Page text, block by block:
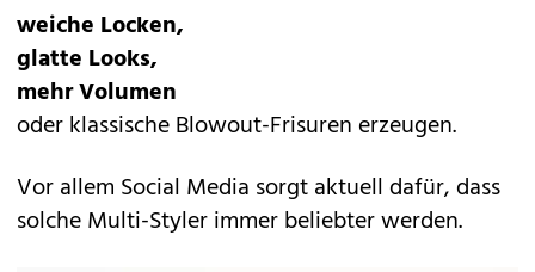
weiche Locken,
glatte Looks,
mehr Volumen
oder klassische Blowout-Frisuren erzeugen.
Vor allem Social Media sorgt aktuell dafür, dass
solche Multi-Styler immer beliebter werden.